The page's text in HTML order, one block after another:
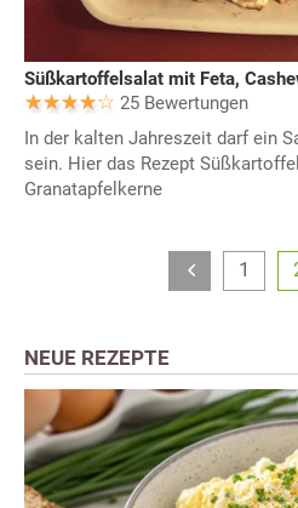
Süßkartoffelsalat mit Feta,
25 Bewertungen
In der kalten Jahreszeit darf ein
sein. Hier das Rezept
Granatapfelkerne
1
NEUE REZEPTE